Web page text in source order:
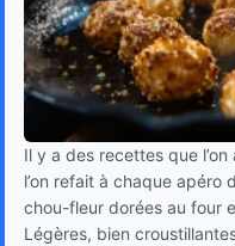
Il y a des recettes que
l’on refait à chaque apéro
chou-fleur dorées au four
Légères, bien